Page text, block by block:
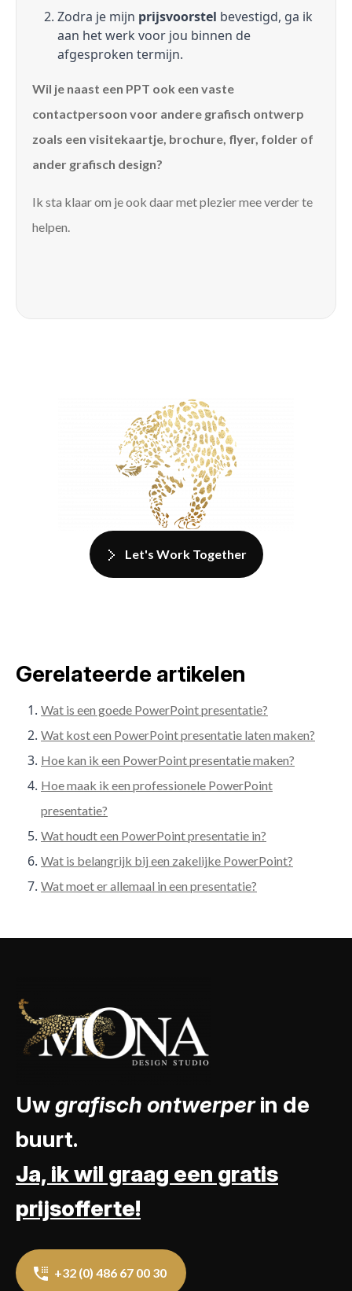
Zodra je mijn prijsvoorstel bevestigd, ga ik
aan het werk voor jou binnen de
afgesproken termijn.
Wil je naast een PPT ook een vaste
contactpersoon voor andere grafisch ontwerp
zoals een visitekaartje, brochure, flyer, folder of
ander grafisch design?
Ik sta klaar om je ook daar met plezier mee verder te
helpen.
Let's Work Together
Gerelateerde artikelen
Wat is een goede PowerPoint presentatie?
Wat kost een PowerPoint presentatie laten maken?
Hoe kan ik een PowerPoint presentatie maken?
Hoe maak ik een professionele PowerPoint
presentatie?
Wat houdt een PowerPoint presentatie in?
Wat is belangrijk bij een zakelijke PowerPoint?
Wat moet er allemaal in een presentatie?
Uwgrafisch ontwerperin de
buurt.
Ja, ik wil graag een gratis
prijsofferte!
+32 (0) 486 67 00 30